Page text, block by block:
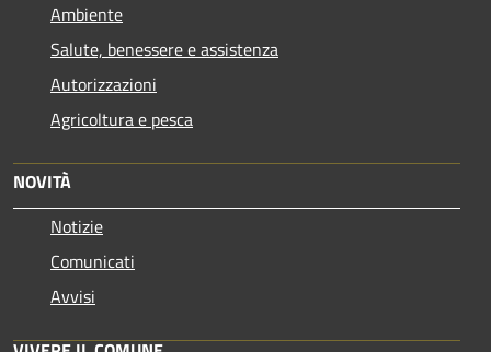
Ambiente
Salute, benessere e assistenza
Autorizzazioni
Agricoltura e pesca
NOVITÀ
Notizie
Comunicati
Avvisi